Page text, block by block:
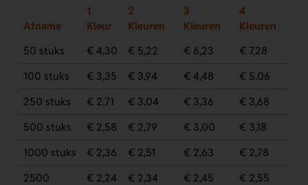
Afname
1
Kleur
2
Kleuren
3
Kleuren
4
Kleuren
50 stuks
€ 4,30 € 5,22 € 6,23
€ 7,28
100 stuks
€ 3,35 € 3,94 € 4,48
€ 5,06
250 stuks
€ 2,71 € 3,04 € 3,36
€ 3,68
500 stuks
€ 2,58 € 2,79 € 3,00
€ 3,18
1000 stuks
€ 2,36 € 2,51 € 2,63
€ 2,78
2500
€ 2,24 € 2,34 € 2,45 € 2,55